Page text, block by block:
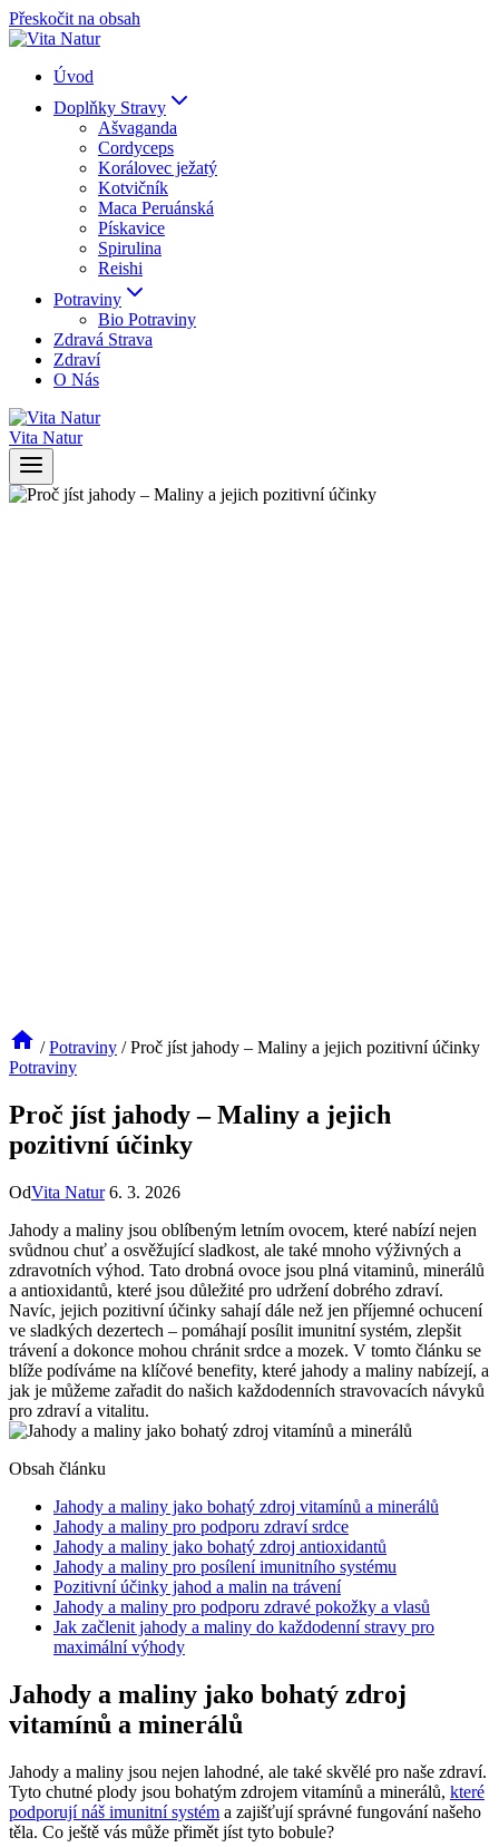
Přeskočit na obsah
Úvod
Doplňky Stravy
Ašvaganda
Cordyceps
Korálovec ježatý
Kotvičník
Maca Peruánská
Pískavice
Spirulina
Reishi
Potraviny
Bio Potraviny
Zdravá Strava
Zdraví
O Nás
Vita Natur
/ Potraviny / Proč jíst jahody – Maliny a jejich pozitivní účinky
Potraviny
Proč jíst jahody – Maliny a jejich
pozitivní účinky
OdVita Natur 6. 3. 2026
Jahody a maliny jsou oblíbeným letním ovocem, které nabízí nejen
svůdnou chuť a osvěžující sladkost, ale také mnoho výživných a
zdravotních výhod. Tato drobná ovoce jsou plná vitaminů, minerálů
a antioxidantů, které jsou důležité pro udržení dobrého zdraví.
Navíc, jejich pozitivní účinky sahají dále než jen příjemné ochucení
ve sladkých dezertech – pomáhají posílit imunitní systém, zlepšit
trávení a dokonce mohou chránit srdce a mozek. V tomto článku se
blíže podíváme na klíčové benefity, které jahody a maliny nabízejí, a
jak je můžeme zařadit do našich každodenních stravovacích návyků
pro zdraví a vitalitu.
Obsah článku
Jahody a maliny jako bohatý zdroj vitamínů a minerálů
Jahody a maliny pro podporu zdraví srdce
Jahody a maliny jako bohatý zdroj antioxidantů
Jahody a maliny pro posílení imunitního systému
Pozitivní účinky jahod a malin na trávení
Jahody a maliny pro podporu zdravé pokožky a vlasů
Jak začlenit jahody a maliny do každodenní stravy pro
maximální výhody
Jahody a maliny jako bohatý zdroj
vitamínů a minerálů
Jahody a maliny jsou nejen lahodné, ale také skvělé pro naše zdraví.
Tyto chutné plody jsou bohatým zdrojem vitamínů a minerálů, které
podporují náš imunitní systém a zajišťují správné fungování našeho
těla. Co ještě vás může přimět jíst tyto bobule?